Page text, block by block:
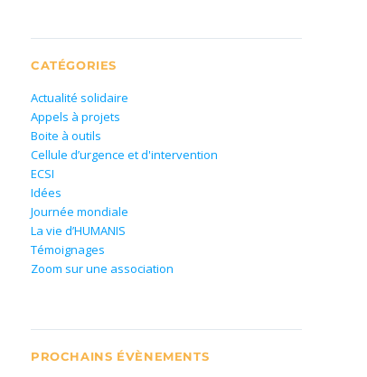
CATÉGORIES
Actualité solidaire
Appels à projets
Boite à outils
Cellule d’urgence et d'intervention
ECSI
Idées
Journée mondiale
La vie d’HUMANIS
Témoignages
Zoom sur une association
PROCHAINS ÉVÈNEMENTS